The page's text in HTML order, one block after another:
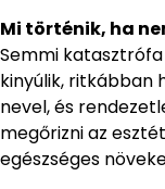
Mi történik, ha
Semmi
kinyúlik, ritkábban
nevel, és
megőrizni az
egészséges